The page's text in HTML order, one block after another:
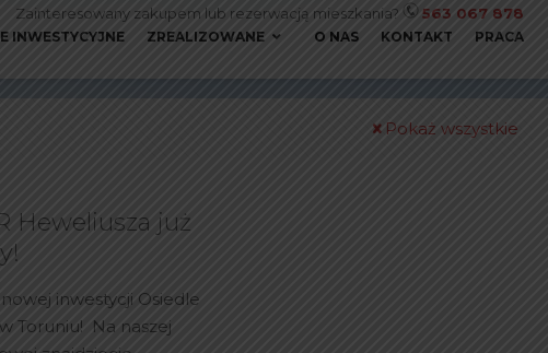
Zainteresowany zakupem lub rezerwacją mieszkania? 563 067 878
INWESTYCYJNE ZREALIZOWANE O NAS KONTAKT PRACA
Pokaż wszystkie
Heweliusza już
inwestycji Osiedle
Toruniu! Na naszej